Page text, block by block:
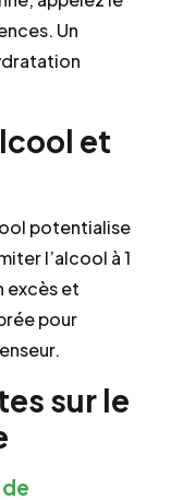
Un
et
potentialise
l’alcool à 1
excès et
pour
sur le